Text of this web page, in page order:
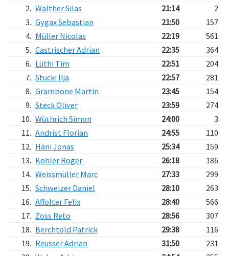
2. Walther Silas 21:14
2
3. Gygax Sebastian 21:50
157
4. Müller Nicolas 22:19
561
5. Castrischer Adrian 22:35
364
6. Lüthi Tim 22:51
204
7. Stucki Ilja 22:57
281
8. Grambone Martin 23:45
154
9. Steck Oliver 23:59
274
10. Wüthrich Simon 24:00
3
11. Andrist Florian 24:55
110
12. Häni Jonas 25:34
159
13. Kohler Roger 26:18
186
14. Weissmüller Marc 27:33
299
15. Schweizer Daniel 28:10
263
16. Affolter Felix 28:40
566
17. Zoss Reto 28:56
307
18. Berchtold Patrick 29:38
116
19. Reusser Adrian 31:50
231